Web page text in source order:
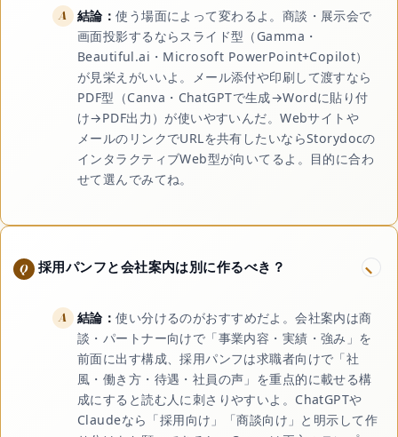
結論：使う場面によって変わるよ。商談・展示会で
画面投影するならスライド型（Gamma・
Beautiful.ai・Microsoft PowerPoint+Copilot）
が見栄えがいいよ。メール添付や印刷して渡すなら
PDF型（Canva・ChatGPTで生成→Wordに貼り付
け→PDF出力）が使いやすいんだ。Webサイトや
メールのリンクでURLを共有したいならStorydocの
インタラクティブWeb型が向いてるよ。目的に合わ
せて選んでみてね。
採用パンフと会社案内は別に作るべき？
結論：使い分けるのがおすすめだよ。会社案内は商
談・パートナー向けで「事業内容・実績・強み」を
前面に出す構成、採用パンフは求職者向けで「社
風・働き方・待遇・社員の声」を重点的に載せる構
成にすると読む人に刺さりやすいよ。ChatGPTや
Claudeなら「採用向け」「商談向け」と明示して作